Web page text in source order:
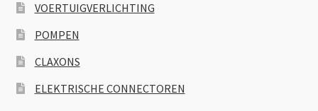
VOERTUIGVERLICHTING
POMPEN
CLAXONS
ELEKTRISCHE CONNECTOREN